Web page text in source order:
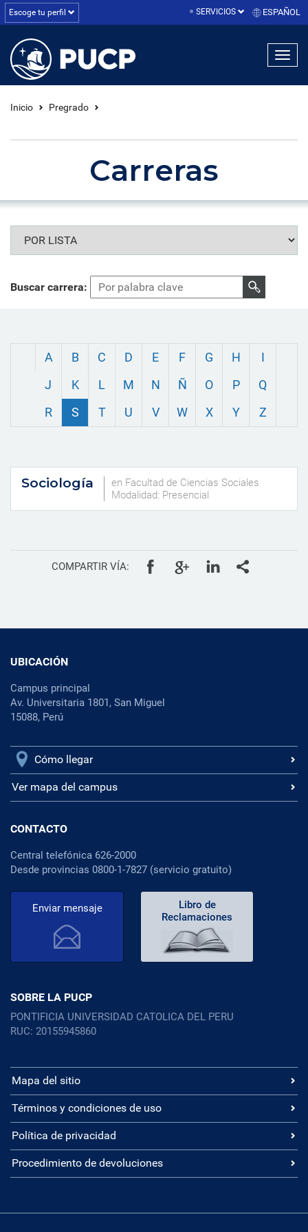
Escoge tu perfil SERVICIOS ESPAÑOL
Inicio Pregrado
Carreras
Buscar carrera:
A B C D E F G H
I
J
K L M N Ñ O P
Q
R
S T U V W X Y Z
Sociología
en Facultad de Ciencias Sociales
Modalidad: Presencial
COMPARTIR VÍA:
UBICACIÓN
Campus principal
Av. Universitaria 1801, San Miguel
15088, Perú
Cómo llegar
Ver mapa del campus
CONTACTO
Central telefónica 626-2000
Desde provincias 0800-1-7827 (servicio gratuito)
Enviar mensaje
Libro de
Reclamaciones
SOBRE LA PUCP
PONTIFICIA UNIVERSIDAD CATOLICA DEL PERU
RUC: 20155945860
Mapa del sitio
Términos y condiciones de uso
Política de privacidad
Procedimiento de devoluciones